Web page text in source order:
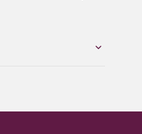
and that Parkman is listed